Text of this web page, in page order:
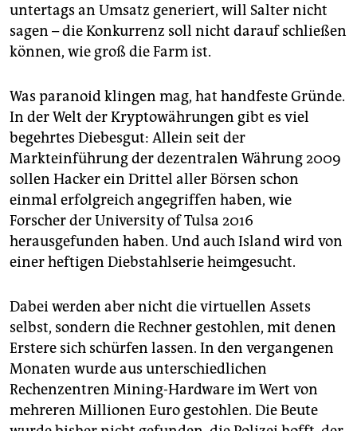
untertags an Umsatz generiert, will Salter nicht
sagen – die Konkurrenz soll nicht darauf schließen
können, wie groß die Farm ist.
Was paranoid klingen mag, hat handfeste Gründe.
In der Welt der Kryptowährungen gibt es viel
begehrtes Diebesgut: Allein seit der
Markteinführung der dezentralen Währung 2009
sollen Hacker ein Drittel aller Börsen schon
einmal erfolgreich angegriffen haben, wie
Forscher der University of Tulsa 2016
herausgefunden haben. Und auch Island wird von
einer heftigen Diebstahlserie heimgesucht.
Dabei werden aber nicht die virtuellen Assets
selbst, sondern die Rechner gestohlen, mit denen
Erstere sich schürfen lassen. In den vergangenen
Monaten wurde aus unterschiedlichen
Rechenzentren Mining-Hardware im Wert von
mehreren Millionen Euro gestohlen. Die Beute